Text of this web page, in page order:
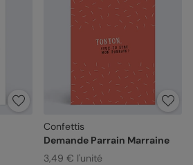
Confettis
Demande Parrain Marraine
3,49 € l'unité